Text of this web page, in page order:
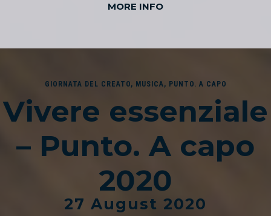
MORE INFO
GIORNATA DEL CREATO, MUSICA, PUNTO. A CAPO
Vivere essenziale
– Punto. A capo
2020
27 August 2020